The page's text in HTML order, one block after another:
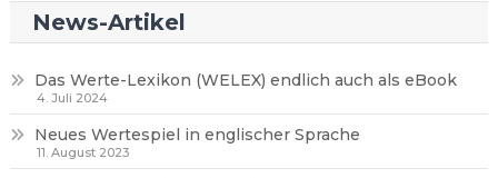
News-Artikel
Das Werte-Lexikon (WELEX) endlich auch als eBook
4. Juli 2024
Neues Wertespiel in englischer Sprache
11. August 2023